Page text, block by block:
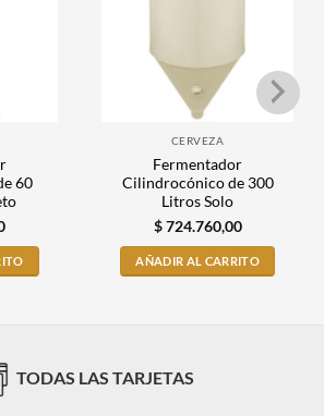
60
CERVEZA
Fermentador
Cilindrocónico de 300
Litros Solo
$724.760,00
AÑADIR AL CARRITO
TODAS LAS TARJETAS